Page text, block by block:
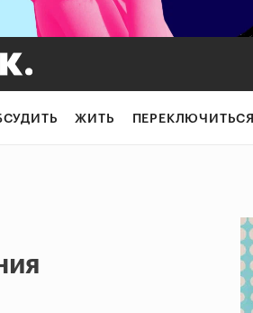
ЖИТЬ ПЕРЕКЛЮЧИТЬСЯ